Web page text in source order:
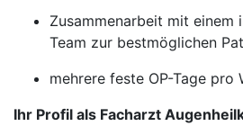
Zusammenarbeit mit einem
Team zur bestmöglichen
mehrere feste OP-Tage pro
Ihr Profil als Facharzt